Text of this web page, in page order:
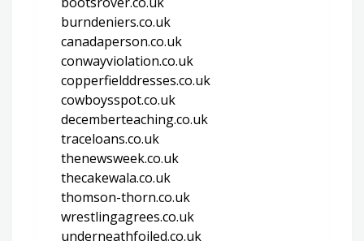
burndeniers.co.uk
canadaperson.co.uk
conwayviolation.co.uk
copperfielddresses.co.uk
cowboysspot.co.uk
decemberteaching.co.uk
traceloans.co.uk
thenewsweek.co.uk
thecakewala.co.uk
thomson-thorn.co.uk
wrestlingagrees.co.uk
underneathfoiled.co.uk